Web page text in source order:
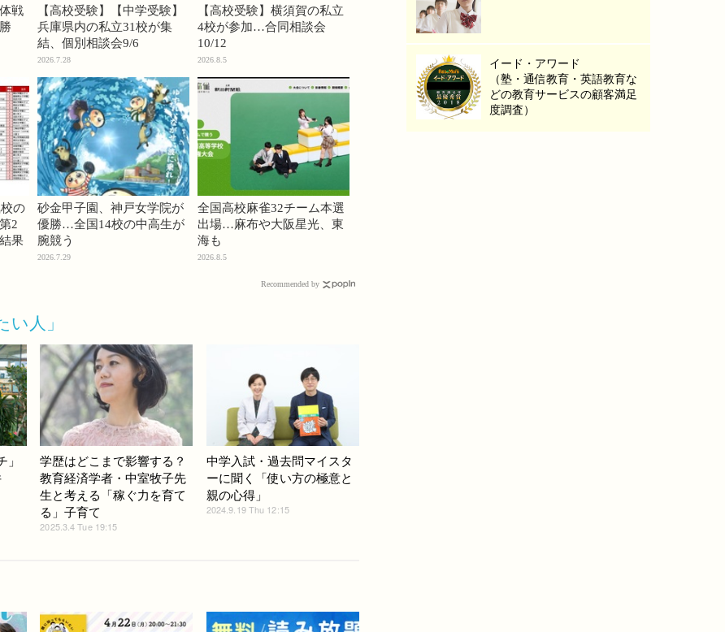
戦
【高校受験】【中学受験】
兵庫県内の私立31校が集
結、個別相談会9/6
2026.7.28
【高校受験】横須賀の私立
4校が参加…合同相談会
10/12
2026.8.5
の
2
果
砂金甲子園、神戸女学院が
優勝…全国14校の中高生が
腕競う
2026.7.29
全国高校麻雀32チーム本選
出場…麻布や大阪星光、東
海も
2026.8.5
Recommended by
人」
学歴はどこまで影響する？
教育経済学者・中室牧子先
生と考える「稼ぐ力を育て
る」子育て
2025.3.4 Tue 19:15
中学入試・過去問マイスタ
ーに聞く「使い方の極意と
親の心得」
2024.9.19 Thu 12:15
イード・アワード
（塾・通信教育・英語教育な
どの教育サービスの顧客満足
度調査）